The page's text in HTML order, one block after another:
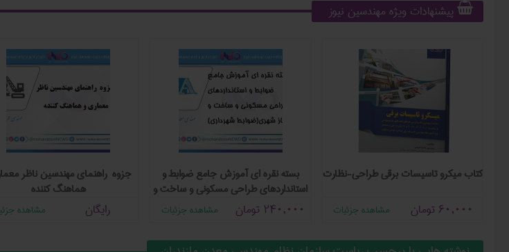
پیشنهادات ویژه مهندسین نیوز
جزوه راهنمای مهندسین ناظر
هماهنگ کننده
رایگان مشاهده
بسته نقره ای آموزش جامع ضوابط و
استانداردهای طراحی مسکونی و ساخت و
ساز شهری (ضوابط شهرداری)240,000 تومان مشاهده جزئیات
کتاب میکرو تاسیسات برقی طراحی-نظارت
60,000 تومان مشاهده جزئیات